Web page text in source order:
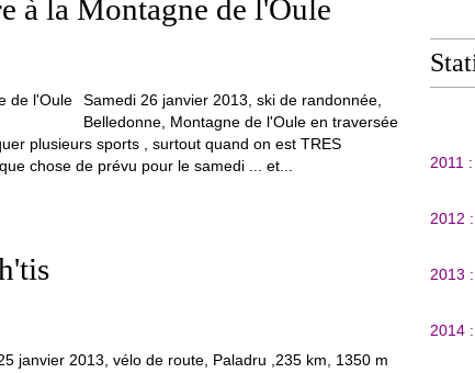
à la Montagne de l'Oule
Samedi 26 janvier 2013, ski de randonnée,
Belledonne, Montagne de l'Oule en traversée
plusieurs sports , surtout quand on est TRES
chose de prévu pour le samedi ... et...
janvier 2013, vélo de route, Paladru ,235 km, 1350 m
2011
2012
2013
2014